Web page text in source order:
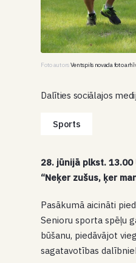
Foto autorsVentspils novada foto
Dalīties sociālajos
Sports
28. jūnijā plkst.
“Neķer zušus, ķer
Pasākumā aicināti
Senioru sporta spēļu
būšanu, piedāvājot
sagatavotības